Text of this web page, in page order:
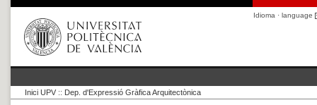
Idioma · language
Inici UPV :: Dep. d'Expressió Gràfica Arquitectònica